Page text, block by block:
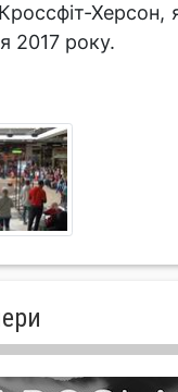
Херсон,
2017 року.